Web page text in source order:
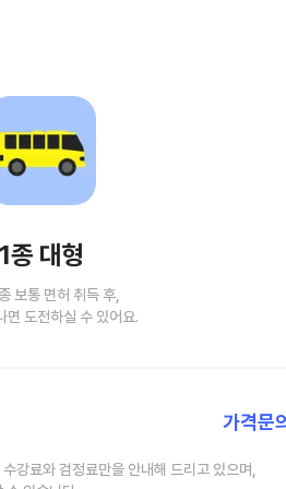
1종 대형
보통 면허 취득 후,
면 도전하실 수 있어요.
가격문
강료와 검정료만을 안내해 드리고 있으며,